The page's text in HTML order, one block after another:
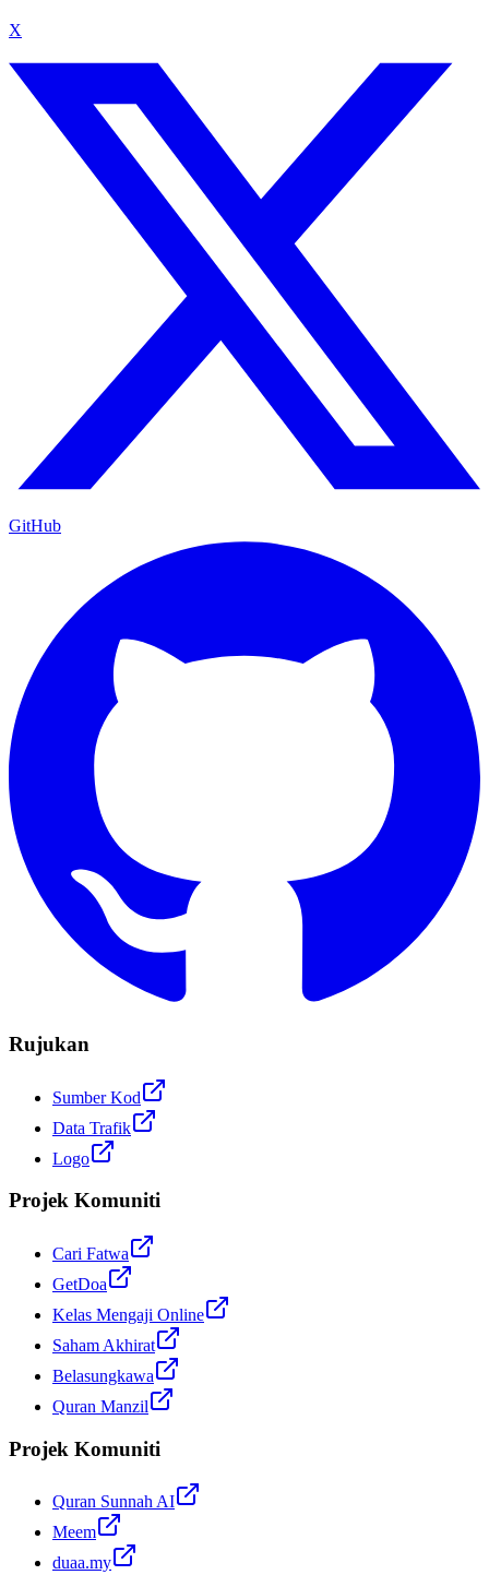
X
GitHub
Rujukan
Sumber Kod
Data Trafik
Logo
Projek Komuniti
Cari Fatwa
GetDoa
Kelas Mengaji Online
Saham Akhirat
Belasungkawa
Quran Manzil
Projek Komuniti
Quran Sunnah AI
Meem
duaa.my